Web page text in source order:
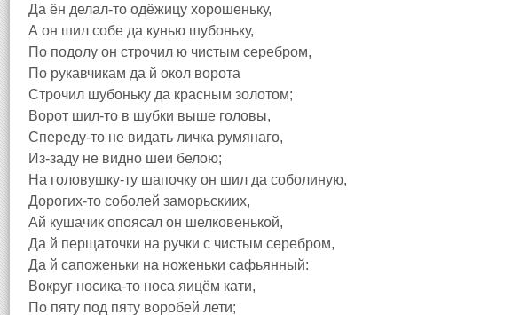
Да ён делал-то одёжицу хорошеньку,
А он шил собе да кунью шубоньку,
По подолу он строчил ю чистым серебром,
По рукавчикам да й окол ворота
Строчил шубоньку да красным золотом;
Ворот шил-то в шубки выше головы,
Спереду-то не видать личка румянаго,
Из-заду не видно шеи белою;
На головушку-ту шапочку он шил да соболиную,
Дорогих-то соболей заморьскиих,
Ай кушачик опоясал он шелковенькой,
Да й перщаточки на ручки с чистым серебром,
Да й сапоженьки на ноженьки сафьянный:
Вокруг носика-то носа яицём кати,
По пяту под пяту воробей лети;